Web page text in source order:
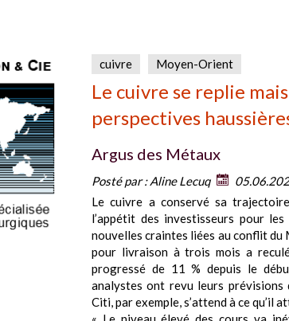
cuivre Moyen-Orient
Le cuivre se replie
perspectives
Argus des Métaux
Posté par :Aline Lecuq
Le cuivre a conservé sa
l’appétit des investisseurs pour
nouvelles craintes liées au conflit
pour livraison à trois mois a
progressé de 11 % depuis le
analystes ont revu leurs prévisions
Citi, par exemple, s’attend à ce qu’il